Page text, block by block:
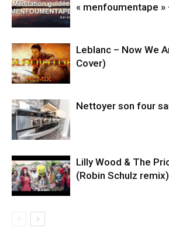
« menfoumentape »
Leblanc – Now We
Cover)
Nettoyer son four
Lilly Wood & The
(Robin Schulz remix)